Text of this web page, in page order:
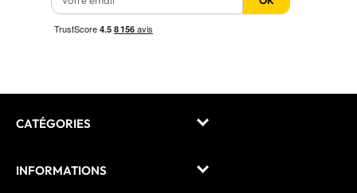
CATÉGORIES
INFORMATIONS